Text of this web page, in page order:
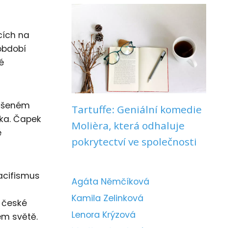
na
Čapek
světě.
Tartuffe: Geniální komedie
Molièra, která odhaluje
pokrytectví ve společnosti
Agáta Němčíková
Kamila Zelinková
Lenora Krýzová